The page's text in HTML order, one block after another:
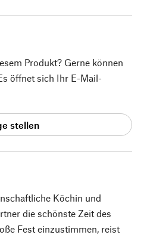
Köchin und
die schönste Zeit des
Fest einzustimmen, reist
Produkt? Gerne können
öffnet sich Ihr E-Mail-
stellen